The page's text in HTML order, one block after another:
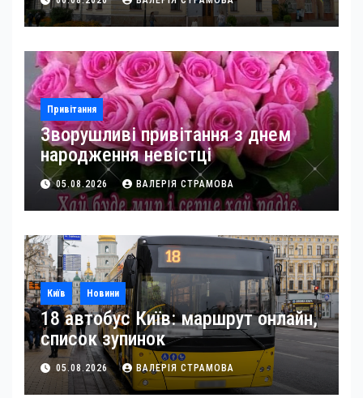
Привітання
Зворушливі привітання з днем
народження невістці
05.08.2026 ВАЛЕРІЯ СТРАМОВА
Київ Новини
18 автобус Київ: маршрут онлайн,
список зупинок
05.08.2026 ВАЛЕРІЯ СТРАМОВА